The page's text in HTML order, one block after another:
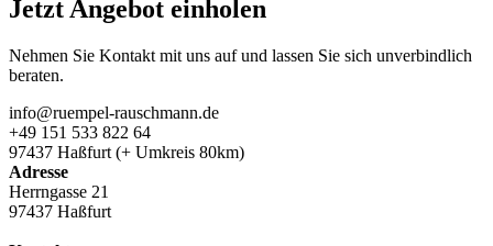
Jetzt Angebot einholen
Nehmen Sie Kontakt mit uns auf und lassen Sie sich unverbindlich
beraten.
info@ruempel-rauschmann.de
+49 151 533 822 64
97437 Haßfurt (+ Umkreis 80km)
Adresse
Herrngasse 21
97437 Haßfurt